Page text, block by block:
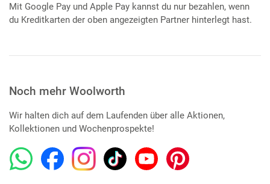
Mit Google Pay und Apple Pay kannst du nur bezahlen, wenn
du Kreditkarten der oben angezeigten Partner hinterlegt hast.
Noch mehr Woolworth
Wir halten dich auf dem Laufenden über alle Aktionen,
Kollektionen und Wochenprospekte!